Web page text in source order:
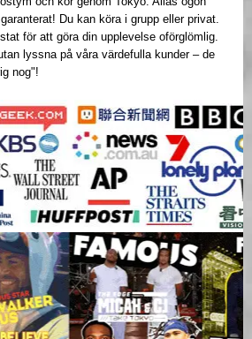
Du kan köra i grupp eller privat.
för att göra din upplevelse oförglömlig.
lyssna på våra värdefulla kunder – de
nog"!